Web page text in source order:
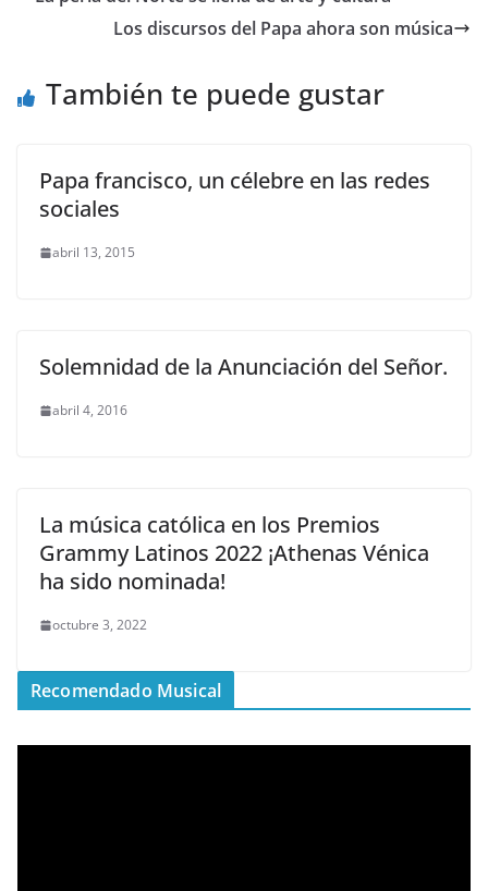
Los discursos del Papa ahora son música
También te puede gustar
Papa francisco, un célebre en las redes
sociales
abril 13, 2015
Solemnidad de la Anunciación del Señor.
abril 4, 2016
La música católica en los Premios
Grammy Latinos 2022 ¡Athenas Vénica
ha sido nominada!
octubre 3, 2022
Recomendado Musical